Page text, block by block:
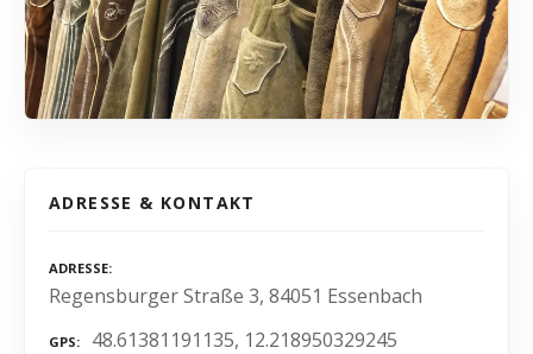
ADRESSE & KONTAKT
ADRESSE
Regensburger Straße 3, 84051 Essenbach
GPS 48.61381191135, 12.218950329245